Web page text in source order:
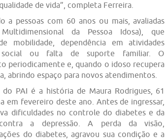
de vida”, completa Ferreira.
a pessoas com 60 anos ou mais, avaliadas
da Pessoa Idosa), que
mobilidade, dependência em atividades
social ou falta de suporte familiar. O
periodicamente e, quando o idoso recupera
abrindo espaço para novos atendimentos.
PAI é a história de Maura Rodrigues, 61
em fevereiro deste ano. Antes de ingressar,
dificuldades no controle do diabetes e da
a depressão. A perda da visão,
do diabetes, agravou sua condição e a